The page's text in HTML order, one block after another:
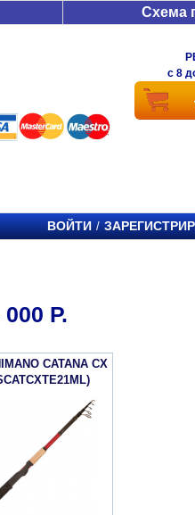
Схема
c 8
ВОЙТИ /
Р.
CATANA CX